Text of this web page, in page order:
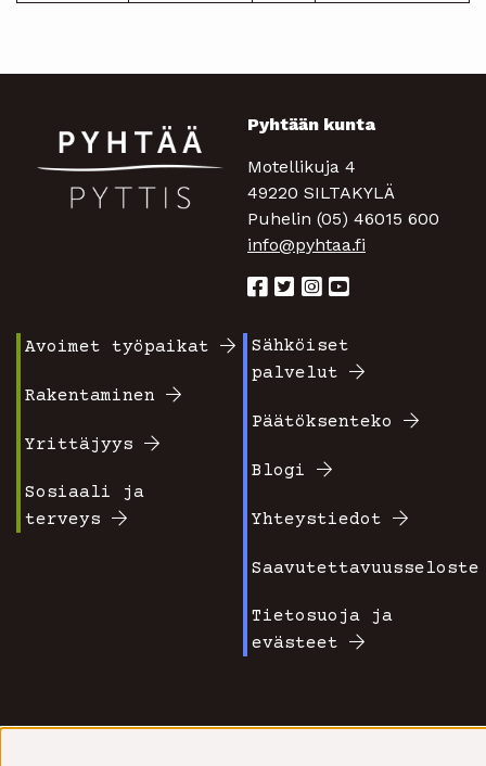
Pyhtään kunta
Motellikuja 4
49220 SILTAKYLÄ
Puhelin (05) 46015 600
info@pyhtaa.fi
valikko
1
Avoimet työpaikat
Rakentaminen
Yrittäjyys
Sosiaali ja
terveys
Footer
2
Sähköiset
palvelut
Päätöksenteko
Blogi
Yhteystiedot
Saavutettavuusseloste
Tietosuoja ja
evästeet